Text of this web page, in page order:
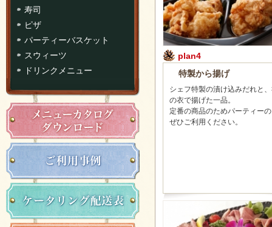
寿司
ピザ
パーティーバスケット
スウィーツ
ドリンクメニュー
plan4
特製から揚げ
シェフ特製の漬け込みだれと
の衣で揚げた一品。
定番の商品のためパーティー
ぜひご利用ください。